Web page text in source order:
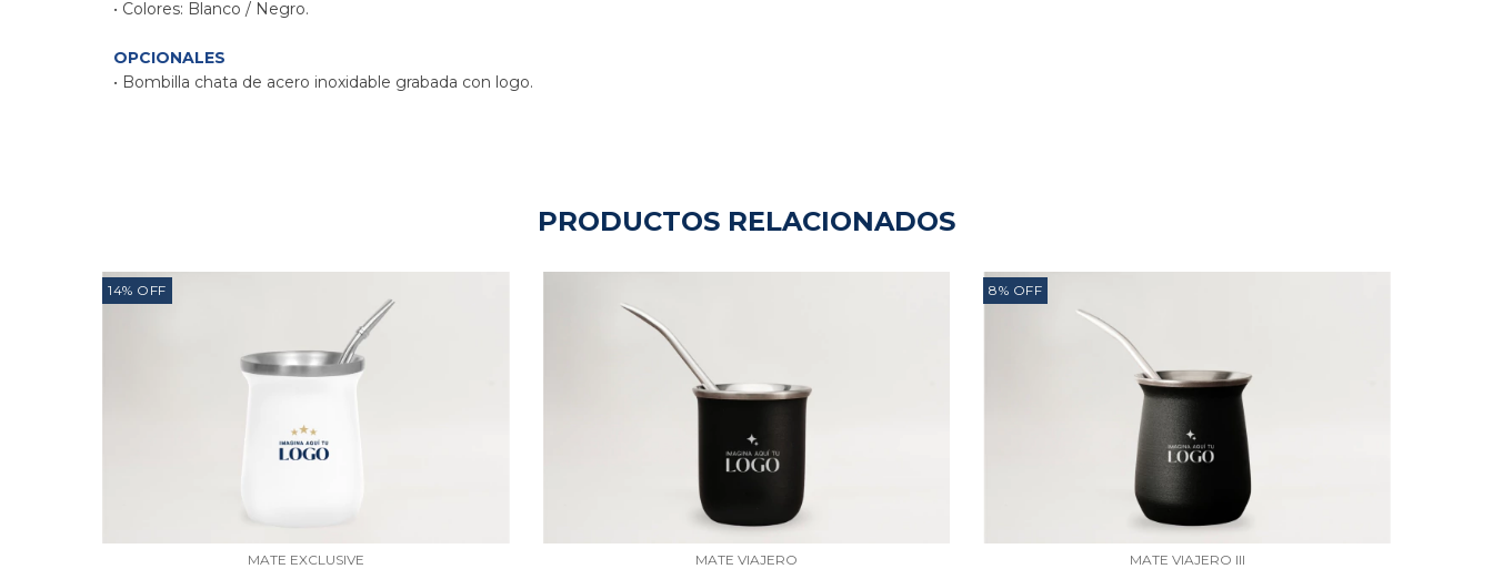
• Colores: Blanco / Negro.
OPCIONALES
• Bombilla chata de acero inoxidable grabada con logo.
PRODUCTOS RELACIONADOS
14% OFF
MATE EXCLUSIVE MATE VIAJERO
8% OFF
MATE VIAJERO III